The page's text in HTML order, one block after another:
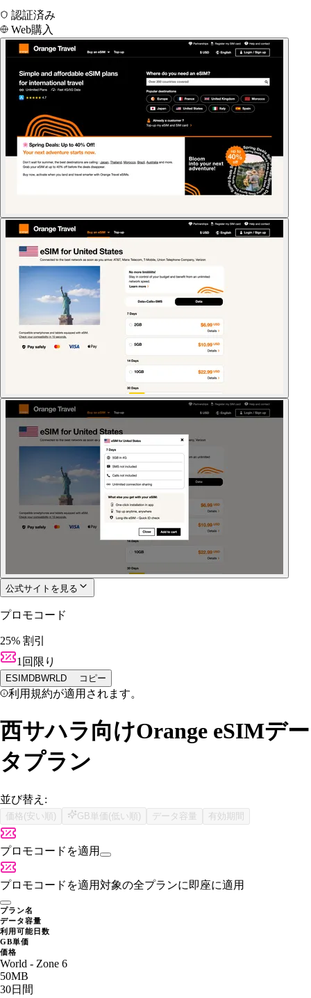
認証済み
Web購入
公式サイトを見る
プロモコード
25% 割引
1回限り
ESIMDBWRLD コピー
利用規約が適用されます。
西サハラ向けOrange eSIMデー
タプラン
並び替え:
価格(安い順) GB単価(低い順) データ容量 有効期間
プロモコードを適用
プロモコードを適用対象の全プランに即座に適用
プラン名
データ容量
利用可能日数
GB単価
価格
World - Zone 6
50MB
30日間